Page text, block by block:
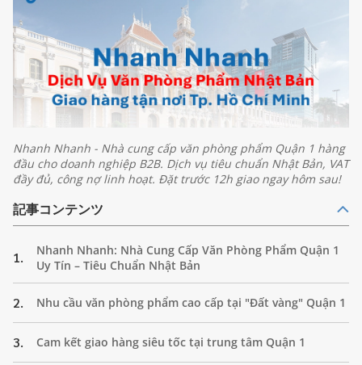
Nhanh Nhanh - Nhà cung cấp văn phòng phẩm Quận 1 hàng
đầu cho doanh nghiệp B2B. Dịch vụ tiêu chuẩn Nhật Bản, VAT
đầy đủ, công nợ linh hoạt. Đặt trước 12h giao ngay hôm sau!
記事コンテンツ
1.
Nhanh Nhanh: Nhà Cung Cấp Văn Phòng Phẩm Quận 1
Uy Tín – Tiêu Chuẩn Nhật Bản
2. Nhu cầu văn phòng phẩm cao cấp tại "Đất vàng" Quận 1
3. Cam kết giao hàng siêu tốc tại trung tâm Quận 1